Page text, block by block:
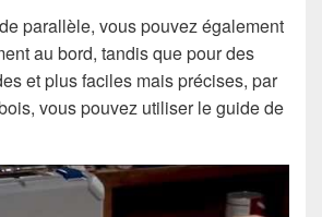
parallèle, vous pouvez également
au bord, tandis que pour des
et plus faciles mais précises, par
vous pouvez utiliser le guide de